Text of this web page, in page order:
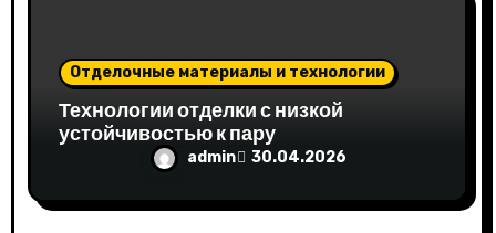
Отделочные материалы и технологии
Технологии отделки с низкой
устойчивостью к пару
admin 30.04.2026